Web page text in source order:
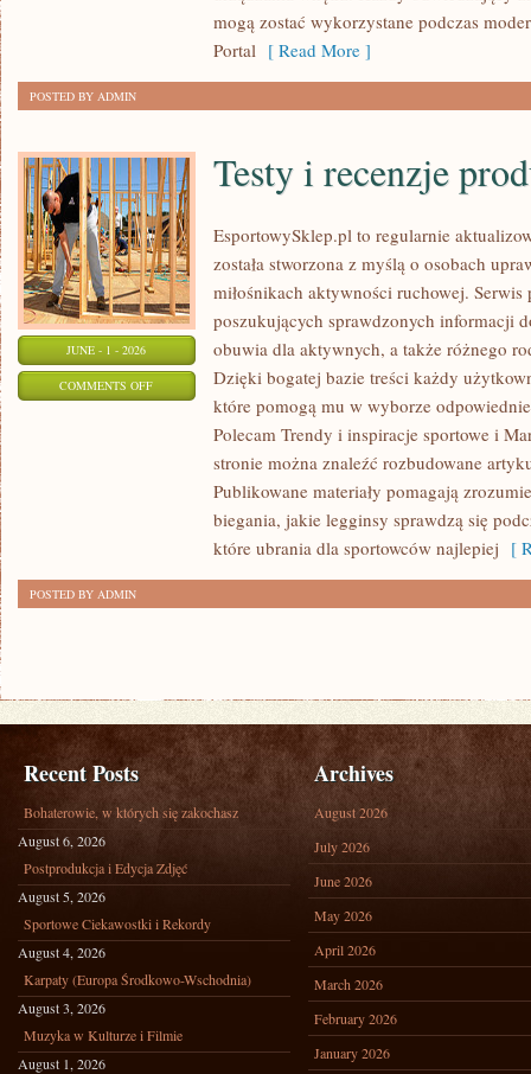
mogą zostać wykorzystane podczas
Portal [ Read More ]
POSTED BY ADMIN
JUNE - 1 - 2026
COMMENTS OFFON
PRODUKTÓW
Testy i recenzje
EsportowySklep.pl to regularnie
została stworzona z myślą o osobach
miłośnikach aktywności ruchowej.
poszukujących sprawdzonych informacji
obuwia dla aktywnych, a także różnego
Dzięki bogatej bazie treści każdy
które pomogą mu w wyborze
Polecam Trendy i inspiracje sportowe i
stronie można znaleźć rozbudowane
Publikowane materiały pomagają
biegania, jakie legginsy sprawdzą się
które ubrania dla sportowców najlepiej [
POSTED BY ADMIN
Recent Posts
Bohaterowie, w których się zakochasz
August 6, 2026
Postprodukcja i Edycja Zdjęć
August 5, 2026
Sportowe Ciekawostki i Rekordy
August 4, 2026
Karpaty (Europa Środkowo-Wschodnia)
August 3, 2026
Muzyka w Kulturze i Filmie
August 1, 2026
Archives
August 2026
July 2026
June 2026
May 2026
April 2026
March 2026
February 2026
January 2026